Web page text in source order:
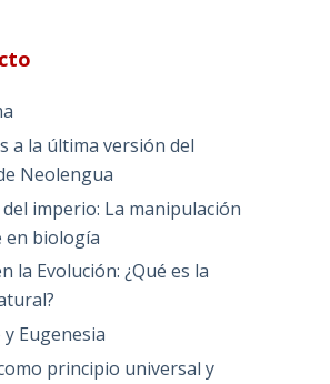
a la última versión del
Neolengua
imperio: La manipulación
en biología
la Evolución: ¿Qué es la
Eugenesia
principio universal y